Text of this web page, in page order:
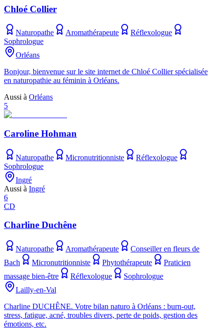
Chloé Collier
Naturopathe Aromathérapeute
Réflexologue
Sophrologue
Orléans
Bonjour, bienvenue sur le site internet de Chloé Collier spécialisée
en naturopathie au féminin à Orléans.
Aussi à Orléans
5
Caroline Hohman
Naturopathe Micronutritionniste
Réflexologue
Sophrologue
Ingré
Aussi à Ingré
6
CD
Charline Duchêne
Naturopathe Aromathérapeute
Conseiller en fleurs de
Bach
Micronutritionniste Phytothérapeute
Praticien
massage bien-être
Réflexologue
Sophrologue
Lailly-en-Val
Charline DUCHÊNE. Votre bilan naturo à Orléans : burn-out,
stress, fatigue, acné, troubles divers, perte de poids, gestion des
émotions, etc.